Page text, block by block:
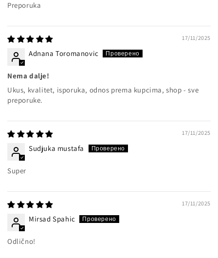
Preporuka
17/11/2025
Adnana Toromanovic
Nema dalje!
Ukus, kvalitet, isporuka, odnos prema kupcima, shop - sve
preporuke.
17/11/2025
Sudjuka mustafa
Super
17/11/2025
Mirsad Spahic
Odlično!